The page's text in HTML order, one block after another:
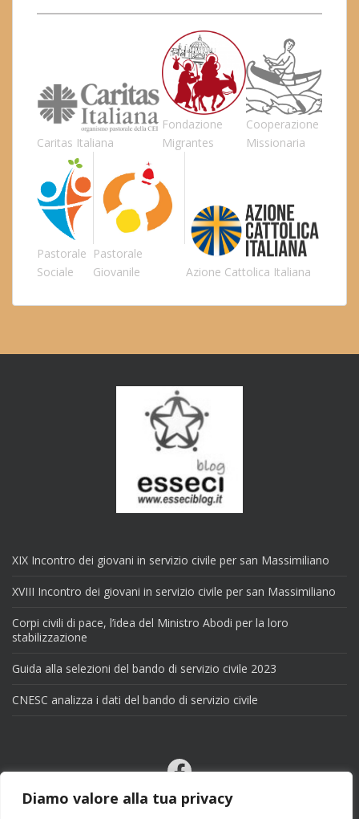
Diamo valore alla tua privacy
Caritas Italiana
Fondazione
Migrantes
Cooperazione
Missionaria
Pastorale
Sociale
Pastorale
Giovanile
Azione Cattolica Italiana
XIX Incontro dei giovani in servizio civile per san Massimiliano
XVIII Incontro dei giovani in servizio civile per san Massimiliano
Corpi civili di pace, l’idea del Ministro Abodi per la loro
stabilizzazione
Guida alla selezioni del bando di servizio civile 2023
CNESC analizza i dati del bando di servizio civile
Facebook
Email